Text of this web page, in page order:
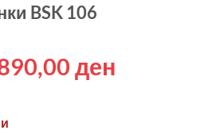
BSK 106
price
ден